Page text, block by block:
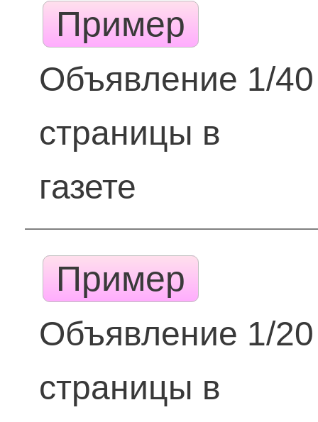
Пример
Объявление 1/40
страницы в
газете
Пример
Объявление 1/20
страницы в